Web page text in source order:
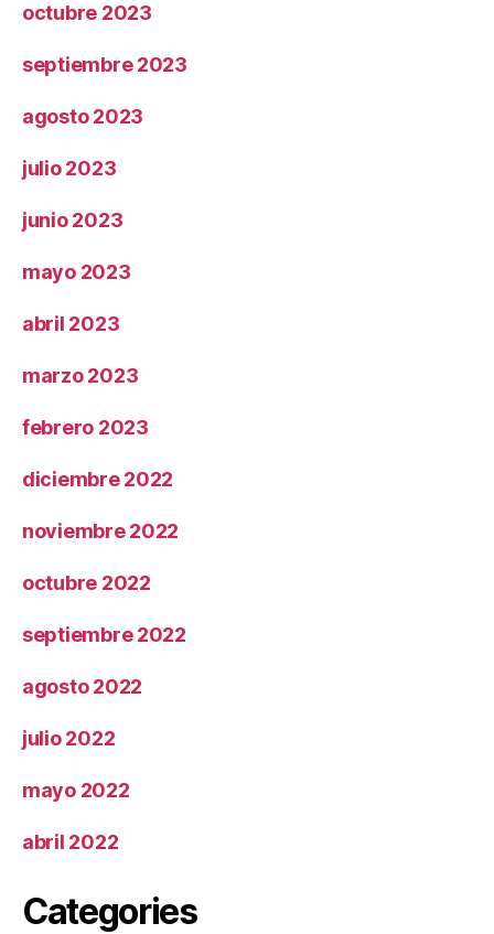
octubre 2023
septiembre 2023
agosto 2023
julio 2023
junio 2023
mayo 2023
abril 2023
marzo 2023
febrero 2023
diciembre 2022
noviembre 2022
octubre 2022
septiembre 2022
agosto 2022
julio 2022
mayo 2022
abril 2022
Categories